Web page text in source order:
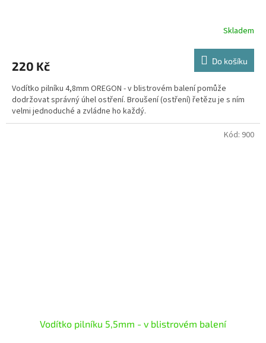
Skladem
220 Kč Do košíku
Vodítko pilníku 4,8mm OREGON - v blistrovém balení pomůže
dodržovat správný úhel ostření. Broušení (ostření) řetězu je s ním
velmi jednoduché a zvládne ho každý.
Vodítko pilníku 5,5mm - v blistrovém balení
Kód: 900